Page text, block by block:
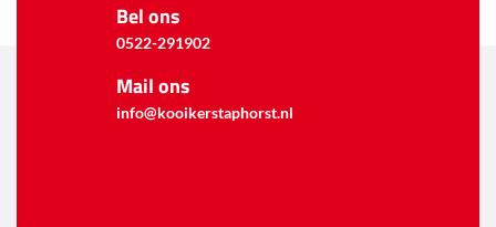
Bel ons
0522-291902
Mail ons
info@kooikerstaphorst.nl